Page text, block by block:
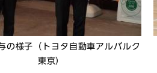
の様子（トヨタ自動車アルバルク
東京）